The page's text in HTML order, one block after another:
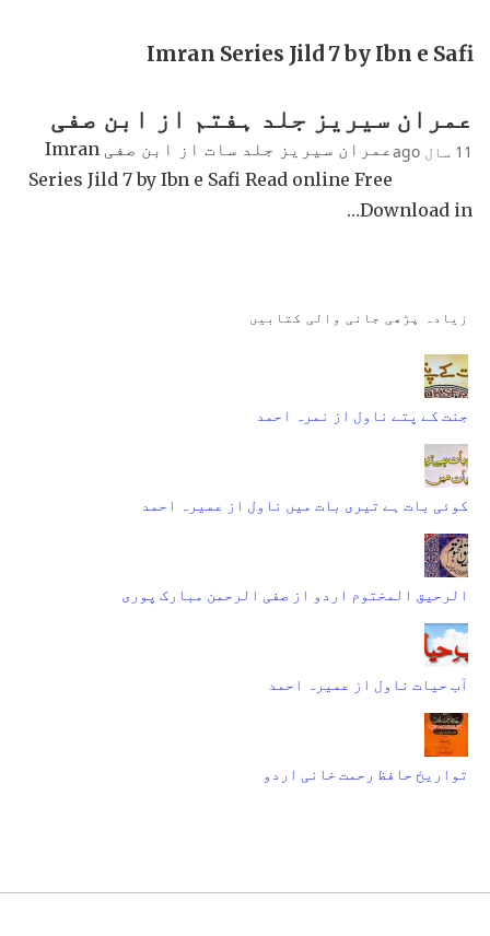
Imran Series Jild 7 by Ibn e Safi
عمران سیریز جلد ہفتم از ابن صفی
11 سال ago
عمران سیریز جلد سات از ابن صفی Imran
Series Jild 7 by Ibn e Safi Read online Free
Download in…
زیادہ پڑھی جانی والی کتابیں
جنت کے پتے ناول از نمرہ احمد
کوئی بات ہے تیری بات میں ناول از عمیرہ احمد
الرحیق المختوم اردو از صفی الرحمن مبارک پوری
آب حیات ناول از عمیرہ احمد
تواریخ حافظ رحمت خانی اردو